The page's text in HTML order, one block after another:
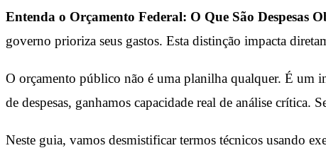
Entenda o Orçamento Federal: O Que São Despesas
governo prioriza seus gastos. Esta distinção impacta
O orçamento público não é uma planilha qualquer. É um
de despesas, ganhamos capacidade real de análise
Neste guia, vamos desmistificar termos técnicos usando